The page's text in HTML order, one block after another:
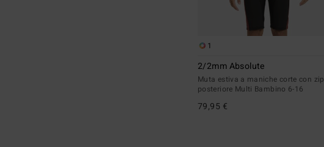
1
2/2mm Absolute
Muta estiva a maniche corte con zip
posteriore Multi Bambino 6-16
79,95 €